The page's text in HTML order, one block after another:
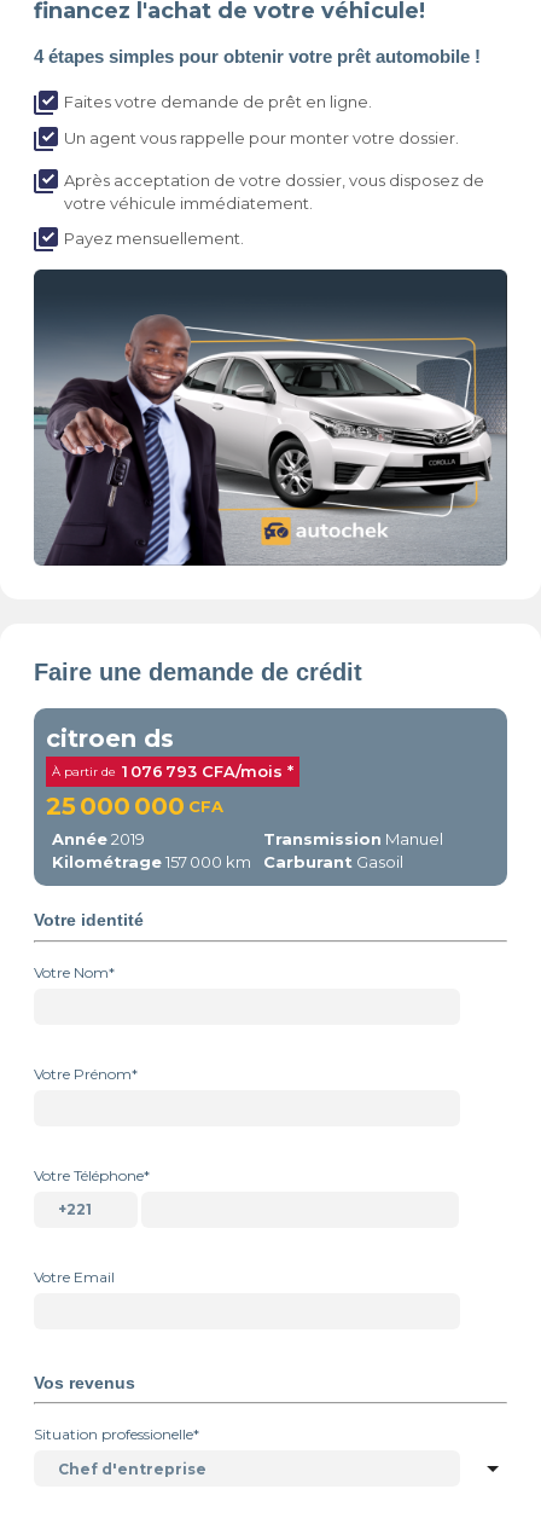
financez l'achat de votre véhicule!
4 étapes simples pour obtenir votre prêt automobile !
Faites votre demande de prêt en ligne.
Un agent vous rappelle pour monter votre dossier.
Après acceptation de votre dossier, vous disposez de
votre véhicule immédiatement.
Payez mensuellement.
Faire une demande de crédit
citroen ds
À partir de 1 076 793 CFA/mois *
25 000 000 CFA
Année2019
Kilométrage157 000 km
Transmission Manuel
Carburant Gasoil
Votre identité
Votre Nom*
Votre Prénom*
Votre Téléphone*
Votre Email
Vos revenus
Situation professionelle*